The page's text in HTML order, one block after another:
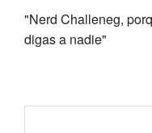
"Nerd Challeneg,
digas a nadie"